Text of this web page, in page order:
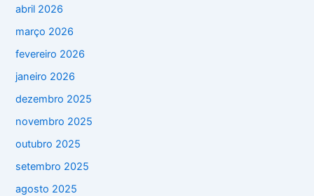
abril 2026
março 2026
fevereiro 2026
janeiro 2026
dezembro 2025
novembro 2025
outubro 2025
setembro 2025
agosto 2025